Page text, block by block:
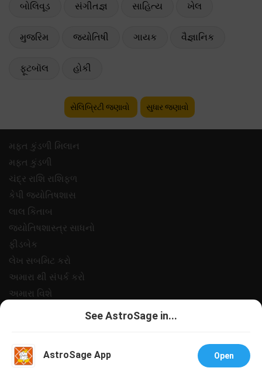
બોલિવૂડ સંગીતજ્ઞ સાહિત્ય ખેલ
મુજરિમ જ્યોતિષી ગાયક વૈજ્ઞાનિક
ફૂટબૉલ હોકી
સેલિબ્રિટી જણાવો સુધાર જણાવો
મફ્ત કુંડળી મિલાન
મફ્ત કુંડળી
ચંદ્ર રાશિ રાશિફળ
કેપી જ્યોતિષશાસ
લાલ કિતાબ
જ્યોતિષશાસ્ત્ર સાધનો
ફીડબેક
લેખ સબમિટ કરો
અમારા થી સંપર્ક કરો
અમારા વિશે
સપોર
See AstroSage in...
AstroSage App Open